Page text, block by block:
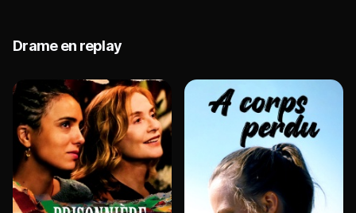
Drame en replay